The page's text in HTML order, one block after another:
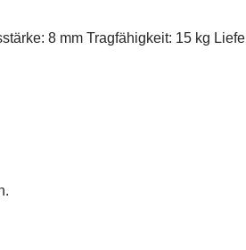
8 mm Tragfähigkeit: 15 kg